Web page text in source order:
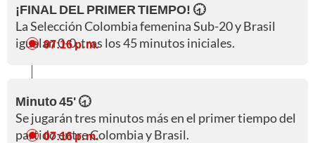
¡FINAL DEL PRIMER TIEMPO! 🕣
La Selección Colombia femenina Sub-20 y Brasil
igualan 0-0, tras los 45 minutos iniciales.
07:16 p. m.
Minuto 45' 🕣
Se jugarán tres minutos más en el primer tiempo del
partido entre Colombia y Brasil.
07:16 p. m.